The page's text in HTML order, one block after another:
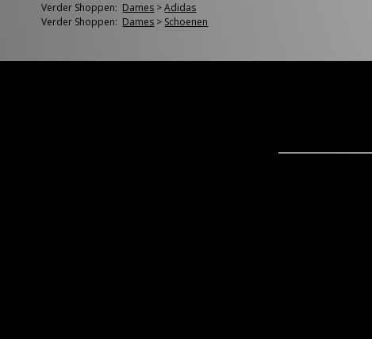
Verder Shoppen: Dames >Adidas
Verder Shoppen: Dames > Schoenen